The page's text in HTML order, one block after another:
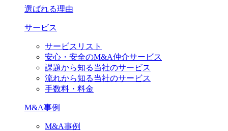
選ばれる理由
サービス
サービスリスト
安心・安全のM&A仲介サービス
課題から知る当社のサービス
流れから知る当社のサービス
手数料・料金
M&A事例
M&A事例